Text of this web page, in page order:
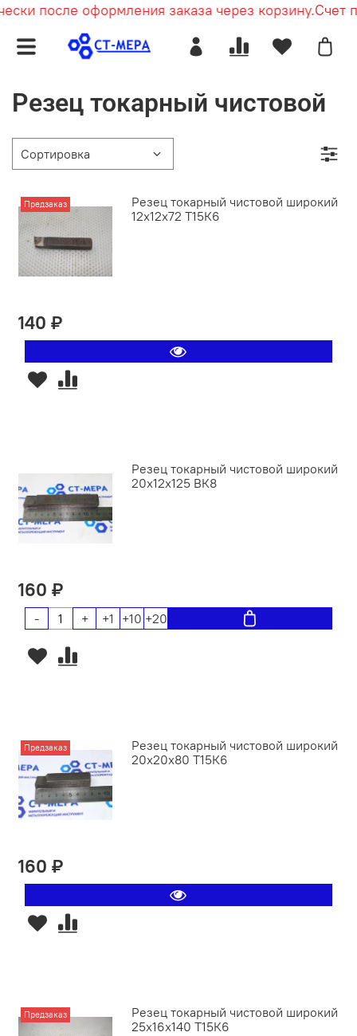
после оформления заказа через корзину.Счет
Резец токарный чистовой
Предзаказ
Резец токарный чистовой широкий
12х12х72 Т15К6
140 ₽
Резец токарный чистовой широкий
20х12х125 ВК8
160 ₽
- + +1 +10 +20
Предзаказ
Резец токарный чистовой широкий
20х20х80 Т15К6
160 ₽
Предзаказ
Резец токарный чистовой широкий
25х16х140 Т15К6